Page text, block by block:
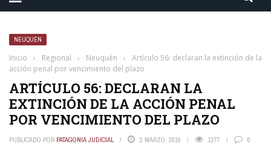
NEUQUÉN
Inicio › Regional › Neuquén ›
Artículo 56: declaran la extinción de la
acción penal por vencimiento del plazo
ARTÍCULO 56: DECLARAN LA
EXTINCIÓN DE LA ACCIÓN PENAL
POR VENCIMIENTO DEL PLAZO
PUBLICADO POR PATAGONIA JUDICIAL 2 MARZO, 2016 1277 0